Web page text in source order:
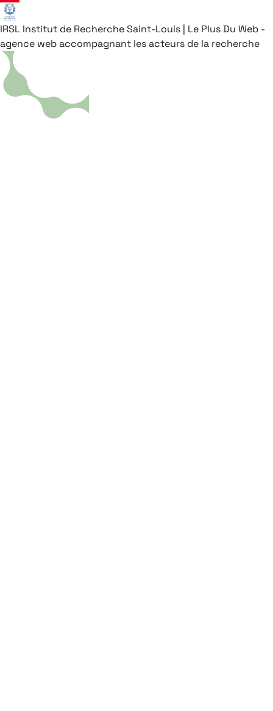
IRSL Institut de Recherche Saint-Louis | Le Plus Du Web -
agence web accompagnant les acteurs de la recherche